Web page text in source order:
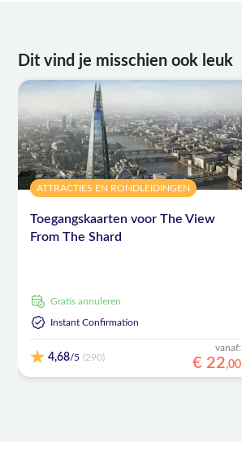
Dit vind je misschien ook leuk
ATTRACTIES EN RONDLEIDINGEN
Toegangskaarten voor The View
From The Shard
Gratis annuleren
Instant Confirmation
4,68/5 (290)
vanaf:
€ 22,00